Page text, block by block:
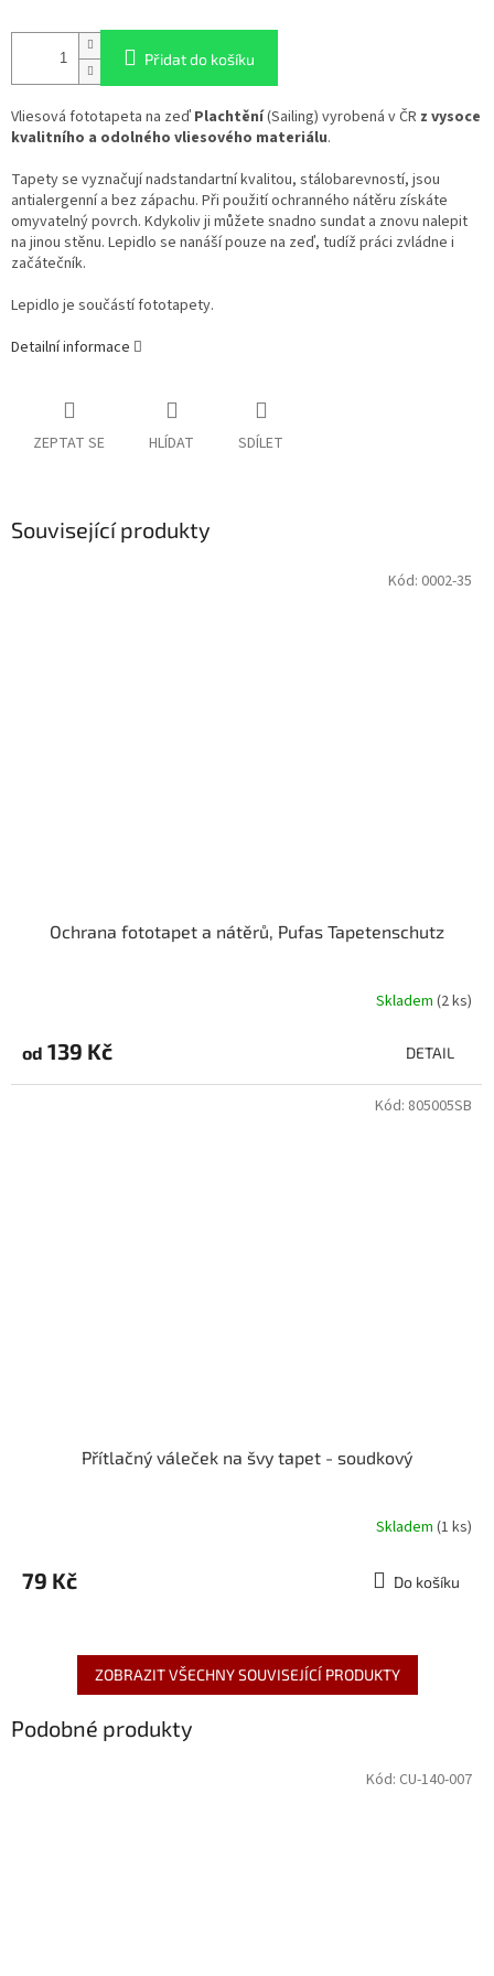
Přidat do košíku
Vliesová fototapeta na zeď Plachtění(Sailing) vyrobená v ČR z vysoce
kvalitního a odolného vliesového materiálu.
Tapety se vyznačují nadstandartní kvalitou, stálobarevností, jsou
antialergenní a bez zápachu. Při použití ochranného nátěru získáte
omyvatelný povrch. Kdykoliv ji můžete snadno sundat a znovu nalepit
na jinou stěnu. Lepidlo se nanáší pouze na zeď, tudíž práci zvládne i
začátečník.
Lepidlo je součástí fototapety.
Detailní informace
ZEPTAT SE HLÍDAT SDÍLET
Související produkty
Ochrana fototapet a nátěrů, Pufas Tapetenschutz
Skladem (2 ks)
od 139 Kč DETAIL
Kód: 0002-35
Přítlačný váleček na švy tapet - soudkový
Skladem (1 ks)
79 Kč Do košíku
Kód: 805005SB
ZOBRAZIT VŠECHNY SOUVISEJÍCÍ PRODUKTY
Podobné produkty
Kód: CU-140-007